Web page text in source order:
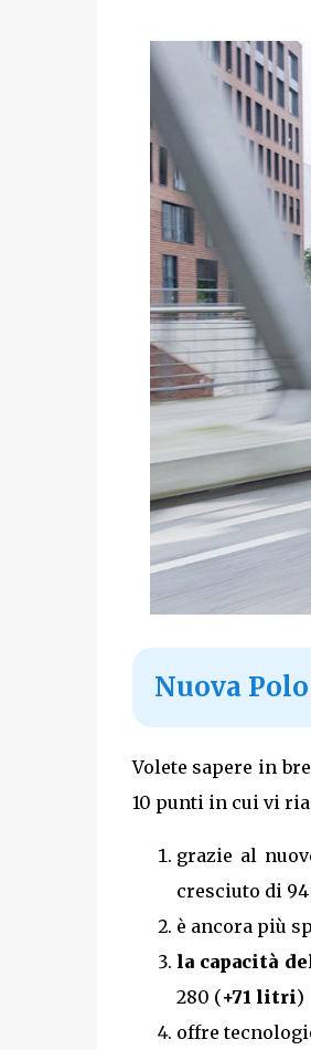
Nuova
Volete sapere in
10 punti in cui vi
grazie al
cresciuto di
è ancora più
la capacità
280 (+71 litri)
offre